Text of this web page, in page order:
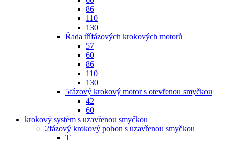
86
110
130
Řada třífázových krokových motorů
57
60
86
110
130
5fázový krokový motor s otevřenou smyčkou
42
60
krokový systém s uzavřenou smyčkou
2fázový krokový pohon s uzavřenou smyčkou
T